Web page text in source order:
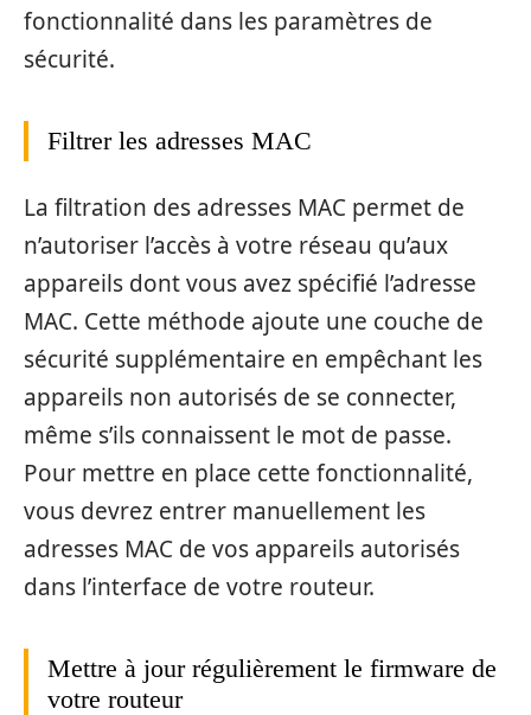
fonctionnalité dans les paramètres de
sécurité.
Filtrer les adresses MAC
La filtration des adresses MAC permet de
n’autoriser l’accès à votre réseau qu’aux
appareils dont vous avez spécifié l’adresse
MAC. Cette méthode ajoute une couche de
sécurité supplémentaire en empêchant les
appareils non autorisés de se connecter,
même s’ils connaissent le mot de passe.
Pour mettre en place cette fonctionnalité,
vous devrez entrer manuellement les
adresses MAC de vos appareils autorisés
dans l’interface de votre routeur.
Mettre à jour régulièrement le firmware de
votre routeur